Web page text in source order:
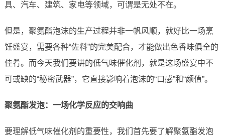
具、汽车、建筑、家电等领域，可谓是无处不在。
但是，聚氨酯泡沫的生产过程并非一帆风顺，就好比一场烹
饪盛宴，需要各种“佐料”的完美配合，才能做出色香味俱全的
佳肴。而今天我们要讲的低气味催化剂，就是这场盛宴中不
可或缺的“秘密武器”，它直接影响着泡沫的“口感”和“颜值”。
聚氨酯发泡：一场化学反应的交响曲
要理解低气味催化剂的重要性，我们首先要了解聚氨酯发泡